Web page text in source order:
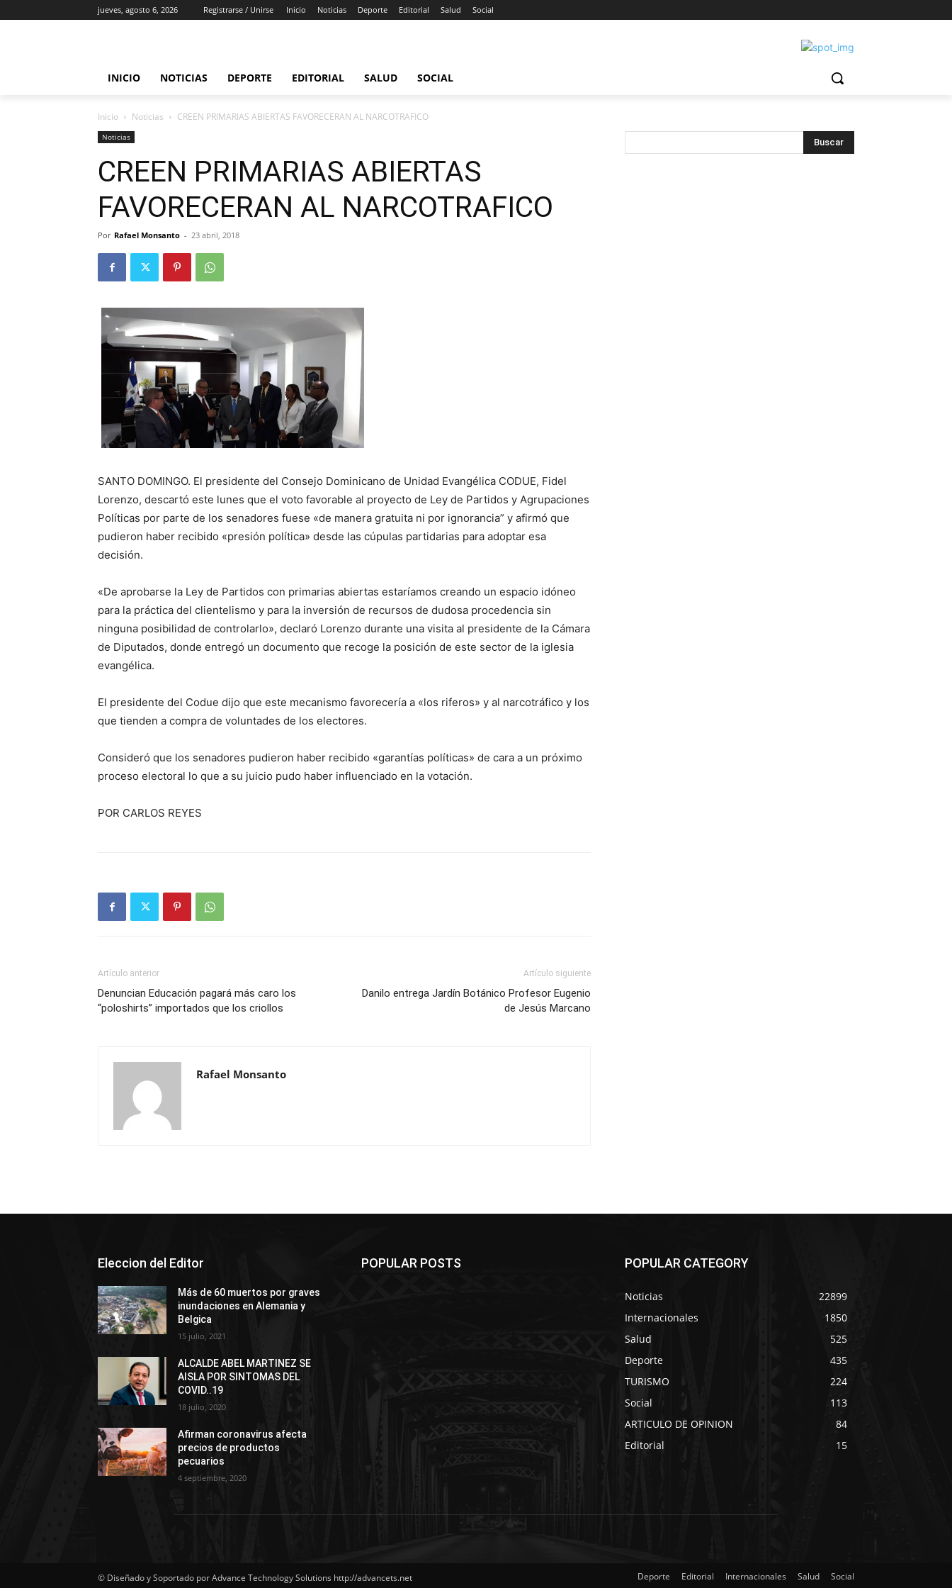
jueves, agosto 6, 2026 Registrarse / Unirse Inicio Noticias Deporte Editorial Salud Social
INICIO NOTICIAS DEPORTE EDITORIAL SALUD SOCIAL
Inicio Noticias CREEN PRIMARIAS ABIERTAS FAVORECERAN AL NARCOTRAFICO
Noticias
CREEN PRIMARIAS ABIERTAS
FAVORECERAN AL NARCOTRAFICO
Por Rafael Monsanto - 23 abril, 2018
SANTO DOMINGO. El presidente del Consejo Dominicano de Unidad Evangélica CODUE, Fidel
Lorenzo, descartó este lunes que el voto favorable al proyecto de Ley de Partidos y Agrupaciones
Políticas por parte de los senadores fuese «de manera gratuita ni por ignorancia” y afirmó que
pudieron haber recibido «presión política» desde las cúpulas partidarias para adoptar esa
decisión.
«De aprobarse la Ley de Partidos con primarias abiertas estaríamos creando un espacio idóneo
para la práctica del clientelismo y para la inversión de recursos de dudosa procedencia sin
ninguna posibilidad de controlarlo», declaró Lorenzo durante una visita al presidente de la Cámara
de Diputados, donde entregó un documento que recoge la posición de este sector de la iglesia
evangélica.
El presidente del Codue dijo que este mecanismo favorecería a «los riferos» y al narcotráfico y los
que tienden a compra de voluntades de los electores.
Consideró que los senadores pudieron haber recibido «garantías políticas» de cara a un próximo
proceso electoral lo que a su juicio pudo haber influenciado en la votación.
POR CARLOS REYES
Artículo anterior
Denuncian Educación pagará más caro los
“poloshirts” importados que los criollos
Artículo siguiente
Danilo entrega Jardín Botánico Profesor Eugenio
de Jesús Marcano
Rafael Monsanto
Eleccion del Editor
Más de 60 muertos por graves
inundaciones en Alemania y
Belgica
15 julio, 2021
ALCALDE ABEL MARTINEZ SE
AISLA POR SINTOMAS DEL
COVID..19
18 julio, 2020
Afirman coronavirus afecta
precios de productos
pecuarios
4 septiembre, 2020
POPULAR POSTS POPULAR CATEGORY
Noticias
22899
Internacionales
1850
Salud
525
Deporte
435
TURISMO
224
Social
113
ARTICULO DE OPINION
84
Editorial
15
© Diseñado y Soportado por Advance Technology Solutions http://advancets.net Deporte Editorial Internacionales Salud Social